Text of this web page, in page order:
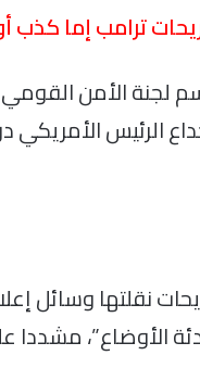
ترامب إما كذب
لجنة الأمن
الرئيس الأمريكي
نقلتها وسائل
الأوضاع”، مشددا